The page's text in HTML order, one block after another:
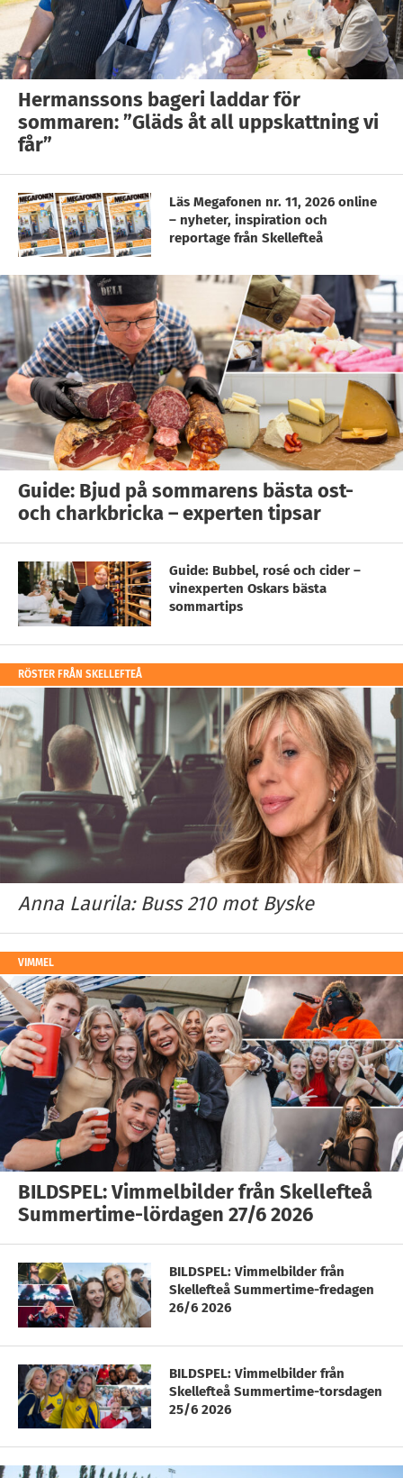
Hermanssons bageri laddar för
sommaren: ”Gläds åt all uppskattning vi
får”
Läs Megafonen nr. 11, 2026 online
– nyheter, inspiration och
reportage från Skellefteå
Guide: Bjud på sommarens bästa ost-
och charkbricka – experten tipsar
Guide: Bubbel, rosé och cider –
vinexperten Oskars bästa
sommartips
RÖSTER FRÅN SKELLEFTEÅ
Anna Laurila: Buss 210 mot Byske
VIMMEL
BILDSPEL: Vimmelbilder från Skellefteå
Summertime-lördagen 27/6 2026
BILDSPEL: Vimmelbilder från
Skellefteå Summertime-fredagen
26/6 2026
BILDSPEL: Vimmelbilder från
Skellefteå Summertime-torsdagen
25/6 2026